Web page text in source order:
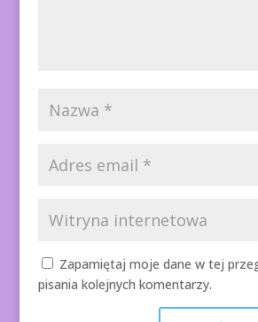
Zapamiętaj moje dane w tej
pisania kolejnych komentarzy.